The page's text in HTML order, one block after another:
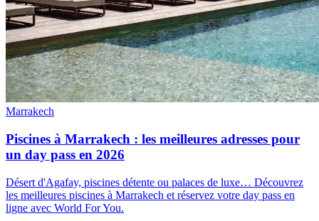
Marrakech
Piscines à Marrakech : les meilleures adresses pour
un day pass en 2026
Désert d'Agafay, piscines détente ou palaces de luxe… Découvrez
les meilleures piscines à Marrakech et réservez votre day pass en
ligne avec World For You.